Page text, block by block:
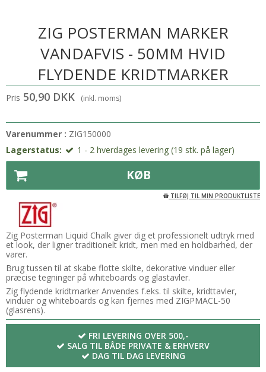
ZIG POSTERMAN MARKER
VANDAFVIS - 50MM HVID
FLYDENDE KRIDTMARKER
Pris 50,90 DKK (inkl. moms)
Varenummer : ZIG150000
Lagerstatus:
1 - 2 hverdages levering (19 stk. på lager)
KØB
TILFØJ TIL MIN PRODUKTLISTE
Zig Posterman Liquid Chalk giver dig et professionelt udtryk med
et look, der ligner traditionelt kridt, men med en holdbarhed, der
varer.
Brug tussen til at skabe flotte skilte, dekorative vinduer eller
præcise tegninger på whiteboards og glastavler.
Zig flydende kridtmarker Anvendes f.eks. til skilte, kridttavler,
vinduer og whiteboards og kan fjernes med ZIGPMACL-50
(glasrens).
FRI LEVERING OVER 500,-
SALG TIL BÅDE PRIVATE & ERHVERV
DAG TIL DAG LEVERING